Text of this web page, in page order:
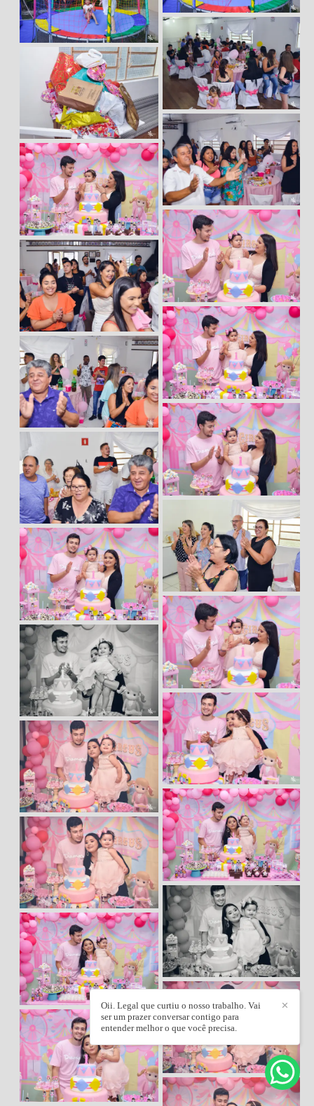
✕
Oii. Legal que curtiu o nosso trabalho. Vai
ser um prazer conversar contigo para
entender melhor o que você precisa.